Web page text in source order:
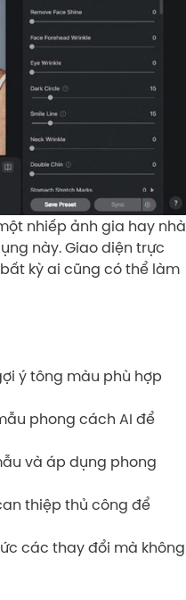
nhiếp ảnh gia hay nhà
này. Giao diện trực
kỳ ai cũng có thể làm
ý tông màu phù hợp
phong cách AI để
và áp dụng phong
thiệp thủ công để
các thay đổi mà không